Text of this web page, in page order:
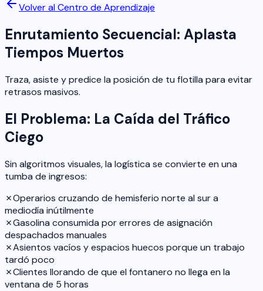
Volver al Centro de Aprendizaje
Enrutamiento Secuencial: Aplasta
Tiempos Muertos
Traza, asiste y predice la posición de tu flotilla para evitar
retrasos masivos.
El Problema: La Caída del Tráfico
Ciego
Sin algoritmos visuales, la logística se convierte en una
tumba de ingresos:
✗Operarios cruzando de hemisferio norte al sur a
mediodía inútilmente
✗Gasolina consumida por errores de asignación
despachados manuales
✗Asientos vacíos y espacios huecos porque un trabajo
tardó poco
✗Clientes llorando de que el fontanero no llega en la
ventana de 5 horas